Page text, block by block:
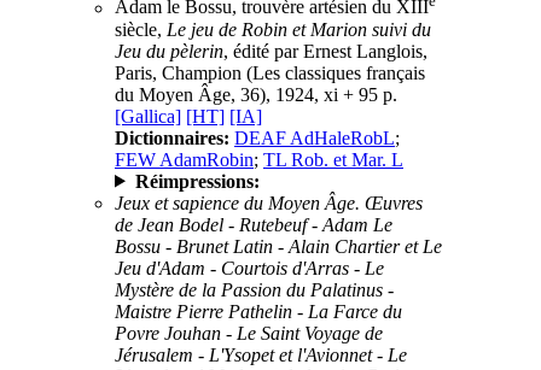
Adam le Bossu, trouvère artésien du XIII
siècle, Le jeu de Robin et Marion suivi du
Jeu du pèlerin, édité par Ernest Langlois,
Paris, Champion (Les classiques français
du Moyen Âge, 36), 1924, xi + 95 p.
[Gallica] [HT] [IA]
Dictionnaires: DEAF AdHaleRobL;
FEW AdamRobin; TL Rob. et Mar. L
Réimpressions:
Jeux et sapience du Moyen Âge. Œuvres
de Jean Bodel - Rutebeuf - Adam Le
Bossu - Brunet Latin - Alain Chartier et Le
Jeu d'Adam - Courtois d'Arras - Le
Mystère de la Passion du Palatinus -
Maistre Pierre Pathelin - La Farce du
Povre Jouhan - Le Saint Voyage de
Jérusalem - L'Ysopet et l'Avionnet - Le